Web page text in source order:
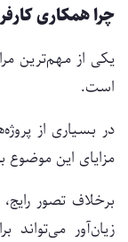
چرا همکاری
یکی از مهم‌ترین
است.
در بسیاری از
مزایای این موضوع
برخلاف تصور
زیان‌آور می‌تواند